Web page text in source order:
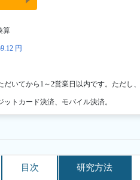
算
円
だいてから1～2営業日以内です。ただし
ットカード決済、モバイル決済。
目次 研究方法